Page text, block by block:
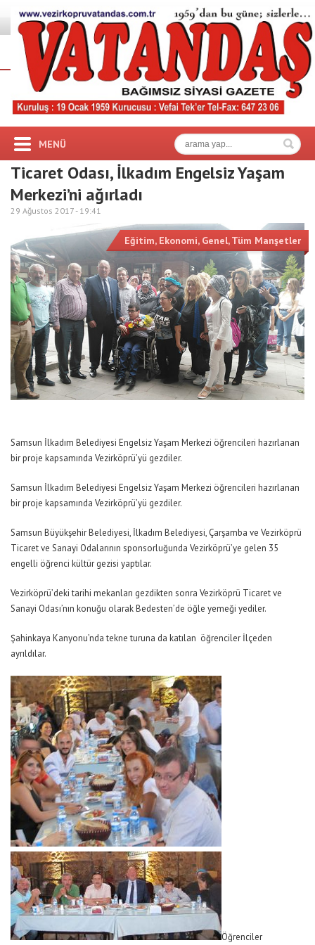
MENÜ
Ticaret Odası, İlkadım Engelsiz Yaşam
Merkezi’ni ağırladı
29 Ağustos 2017 - 19:41
Eğitim, Ekonomi, Genel,Tüm Manşetler
Samsun İlkadım Belediyesi Engelsiz Yaşam Merkezi öğrencileri hazırlanan
bir proje kapsamında Vezirköprü’yü gezdiler.
Samsun İlkadım Belediyesi Engelsiz Yaşam Merkezi öğrencileri hazırlanan
bir proje kapsamında Vezirköprü’yü gezdiler.
Samsun Büyükşehir Belediyesi, İlkadım Belediyesi, Çarşamba ve Vezirköprü
Ticaret ve Sanayi Odalarının sponsorluğunda Vezirköprü’ye gelen 35
engelli öğrenci kültür gezisi yaptılar.
Vezirköprü’deki tarihi mekanları gezdikten sonra Vezirköprü Ticaret ve
Sanayi Odası’nın konuğu olarak Bedesten’de öğle yemeği yediler.
Şahinkaya Kanyonu’nda tekne turuna da katılan öğrenciler İlçeden
ayrıldılar.
Öğrenciler